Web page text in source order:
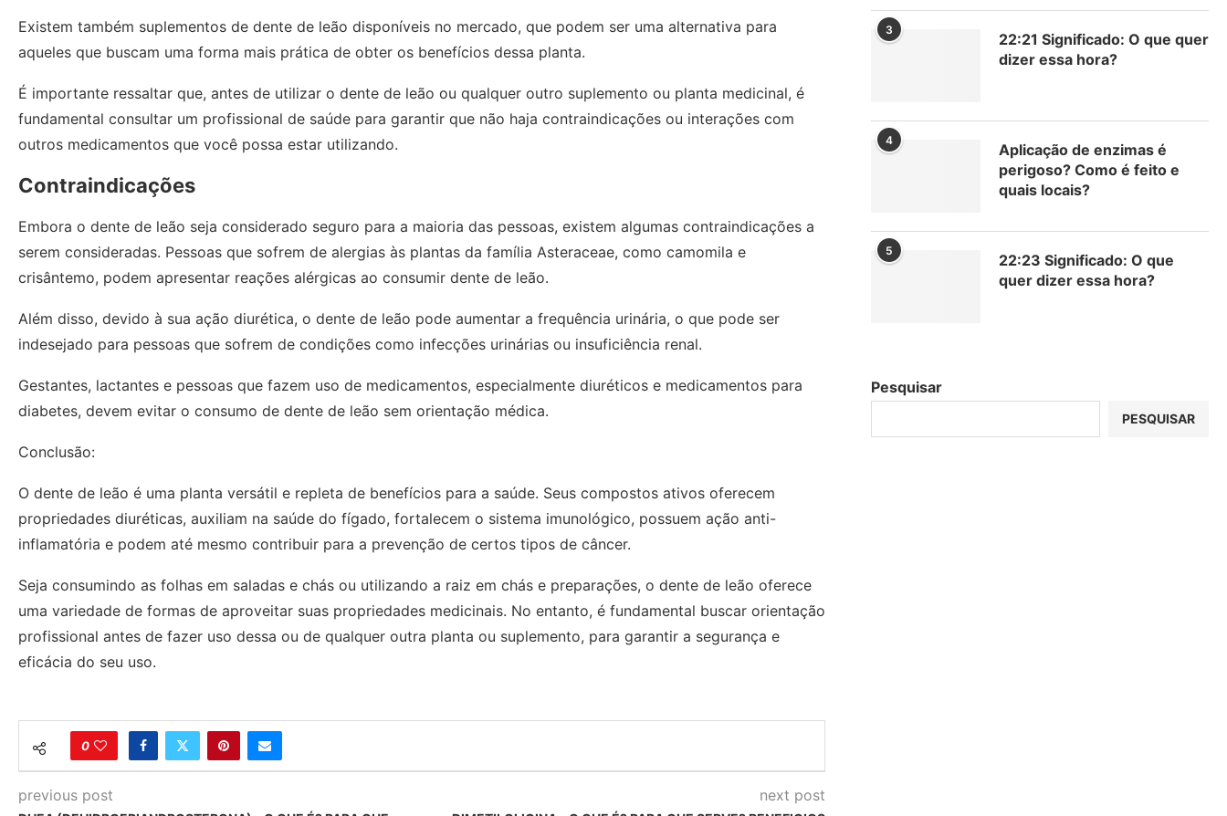
Existem também suplementos de dente de leão disponíveis no mercado, que podem ser uma alternativa para
aqueles que buscam uma forma mais prática de obter os benefícios dessa planta.
É importante ressaltar que, antes de utilizar o dente de leão ou qualquer outro suplemento ou planta medicinal, é
fundamental consultar um profissional de saúde para garantir que não haja contraindicações ou interações com
outros medicamentos que você possa estar utilizando.
Contraindicações
Embora o dente de leão seja considerado seguro para a maioria das pessoas, existem algumas contraindicações a
serem consideradas. Pessoas que sofrem de alergias às plantas da família Asteraceae, como camomila e
crisântemo, podem apresentar reações alérgicas ao consumir dente de leão.
Além disso, devido à sua ação diurética, o dente de leão pode aumentar a frequência urinária, o que pode ser
indesejado para pessoas que sofrem de condições como infecções urinárias ou insuficiência renal.
Gestantes, lactantes e pessoas que fazem uso de medicamentos, especialmente diuréticos e medicamentos para
diabetes, devem evitar o consumo de dente de leão sem orientação médica.
Conclusão:
O dente de leão é uma planta versátil e repleta de benefícios para a saúde. Seus compostos ativos oferecem
propriedades diuréticas, auxiliam na saúde do fígado, fortalecem o sistema imunológico, possuem ação anti-
inflamatória e podem até mesmo contribuir para a prevenção de certos tipos de câncer.
Seja consumindo as folhas em saladas e chás ou utilizando a raiz em chás e preparações, o dente de leão oferece
uma variedade de formas de aproveitar suas propriedades medicinais. No entanto, é fundamental buscar orientação
profissional antes de fazer uso dessa ou de qualquer outra planta ou suplemento, para garantir a segurança e
eficácia do seu uso.
0
previous post next post
3
22:21 Significado: O que quer
dizer essa hora?
4
Aplicação de enzimas é
perigoso? Como é feito e
quais locais?
5
22:23 Significado: O que
quer dizer essa hora?
Pesquisar
PESQUISAR